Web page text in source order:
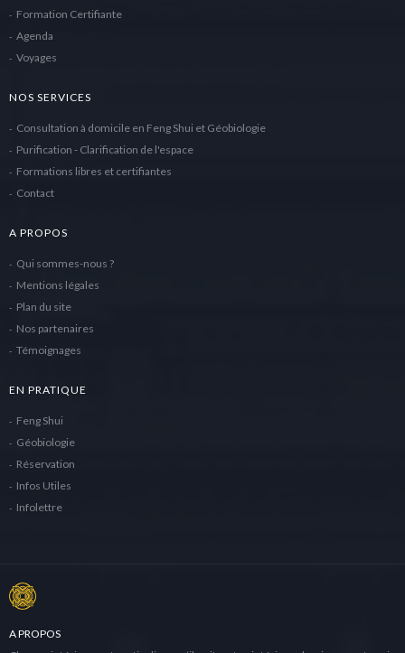
Formation Certifiante
Agenda
Voyages
NOS SERVICES
Consultation à domicile en Feng Shui et Géobiologie
Purification - Clarification de l'espace
Formations libres et certifiantes
Contact
A PROPOS
Qui sommes-nous ?
Mentions légales
Plan du site
Nos partenaires
Témoignages
EN PRATIQUE
Feng Shui
Géobiologie
Réservation
Infos Utiles
Infolettre
A PROPOS